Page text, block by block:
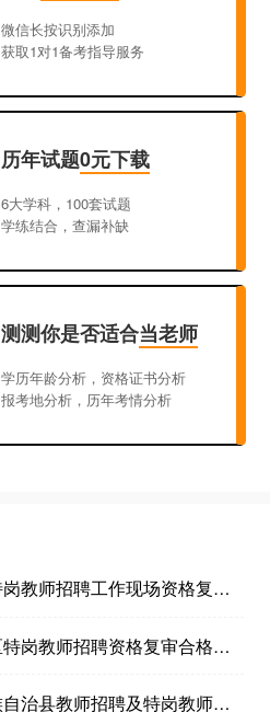
微信长按识别添加
获取1对1备考指导服务
历年试题0元下载
6大学科，100套试题
学练结合，查漏补缺
测测你是否适合当老师
学历年龄分析，资格证书分析
报考地分析，历年考情分析
2023年广西贺州昭平县特岗教师招聘工作现场资格复审及考试公告
2023年广西南宁市武鸣区特岗教师招聘资格复审合格人员名单公告
2022年广西河池都安瑶族自治县教师招聘及特岗教师转岗拟聘人员公示